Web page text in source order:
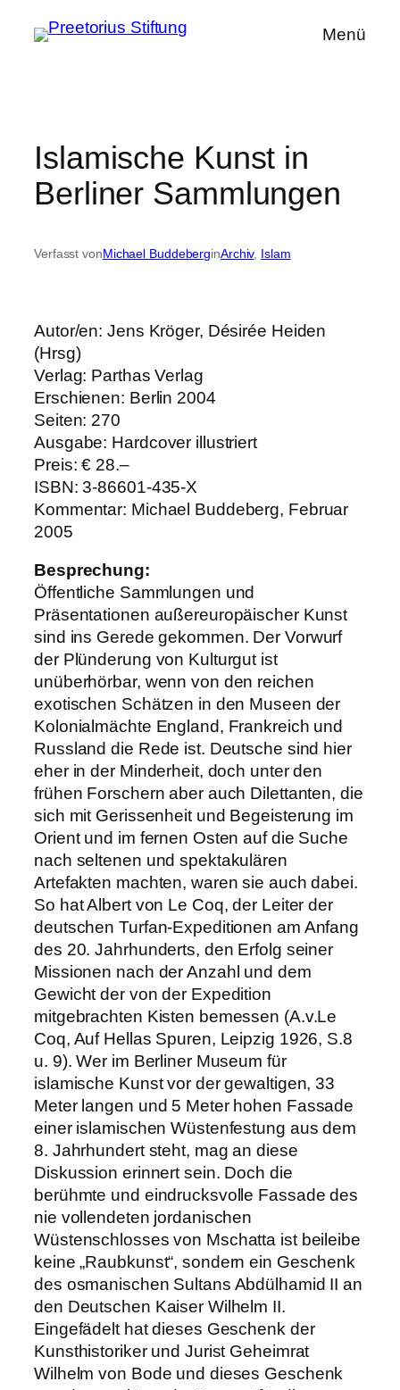
Inhalt
Menü
Islamische Kunst in
Berliner Sammlungen
Verfasst vonMichael BuddeberginArchiv, Islam
Autor/en: Jens Kröger, Désirée Heiden
(Hrsg)
Verlag: Parthas Verlag
Erschienen: Berlin 2004
Seiten: 270
Ausgabe: Hardcover illustriert
Preis: € 28.–
ISBN: 3-86601-435-X
Kommentar: Michael Buddeberg, Februar
2005
Besprechung:
Öffentliche Sammlungen und
Präsentationen außereuropäischer Kunst
sind ins Gerede gekommen. Der Vorwurf
der Plünderung von Kulturgut ist
unüberhörbar, wenn von den reichen
exotischen Schätzen in den Museen der
Kolonialmächte England, Frankreich und
Russland die Rede ist. Deutsche sind hier
eher in der Minderheit, doch unter den
frühen Forschern aber auch Dilettanten, die
sich mit Gerissenheit und Begeisterung im
Orient und im fernen Osten auf die Suche
nach seltenen und spektakulären
Artefakten machten, waren sie auch dabei.
So hat Albert von Le Coq, der Leiter der
deutschen Turfan-Expeditionen am Anfang
des 20. Jahrhunderts, den Erfolg seiner
Missionen nach der Anzahl und dem
Gewicht der von der Expedition
mitgebrachten Kisten bemessen (A.v.Le
Coq, Auf Hellas Spuren, Leipzig 1926, S.8
u. 9). Wer im Berliner Museum für
islamische Kunst vor der gewaltigen, 33
Meter langen und 5 Meter hohen Fassade
einer islamischen Wüstenfestung aus dem
8. Jahrhundert steht, mag an diese
Diskussion erinnert sein. Doch die
berühmte und eindrucksvolle Fassade des
nie vollendeten jordanischen
Wüstenschlosses von Mschatta ist beileibe
keine „Raubkunst“, sondern ein Geschenk
des osmanischen Sultans Abdülhamid II an
den Deutschen Kaiser Wilhelm II.
Eingefädelt hat dieses Geschenk der
Kunsthistoriker und Jurist Geheimrat
Wilhelm von Bode und dieses Geschenk